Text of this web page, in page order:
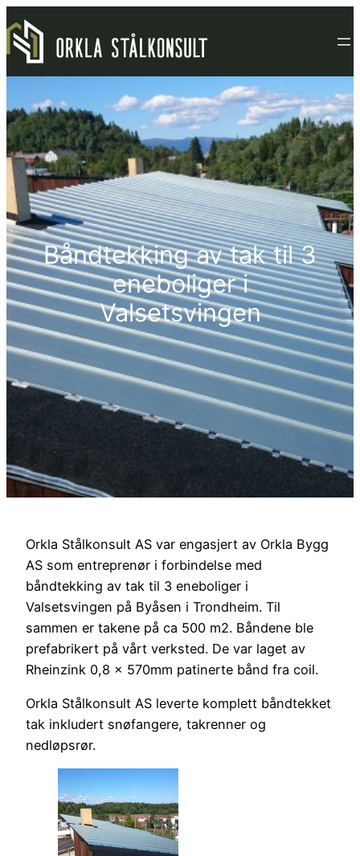
Hopp
til
innhold
Båndtekking av tak til 3
eneboliger i
Valsetsvingen
Orkla Stålkonsult AS var engasjert av Orkla Bygg
AS som entreprenør i forbindelse med
båndtekking av tak til 3 eneboliger i
Valsetsvingen på Byåsen i Trondheim. Til
sammen er takene på ca 500 m2. Båndene ble
prefabrikert på vårt verksted. De var laget av
Rheinzink 0,8 x 570mm patinerte bånd fra coil.
Orkla Stålkonsult AS leverte komplett båndtekket
tak inkludert snøfangere, takrenner og
nedløpsrør.